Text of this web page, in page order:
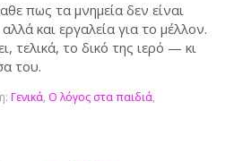
πως τα μνημεία δεν είναι
και εργαλεία για το μέλλον.
τελικά, το δικό της ιερό — κι
του.
Γενικά, Ο λόγος στα παιδιά,